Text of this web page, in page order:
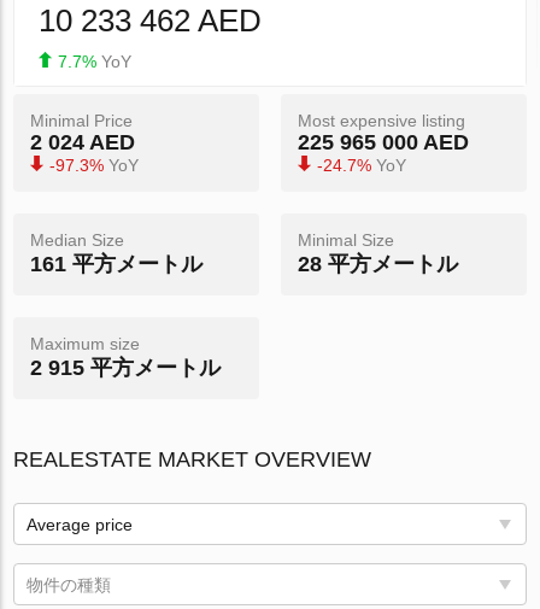
10 233 462 AED
7.7% YoY
Minimal Price
2 024 AED
-97.3% YoY
Most expensive listing
225 965 000 AED
-24.7% YoY
Median Size
161 平方メートル
Minimal Size
28 平方メートル
Maximum size
2 915 平方メートル
REALESTATE MARKET OVERVIEW
Average price
物件の種類